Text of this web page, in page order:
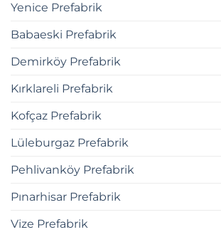
Yenice Prefabrik
Babaeski Prefabrik
Demirköy Prefabrik
Kırklareli Prefabrik
Kofçaz Prefabrik
Lüleburgaz Prefabrik
Pehlivanköy Prefabrik
Pınarhisar Prefabrik
Vize Prefabrik